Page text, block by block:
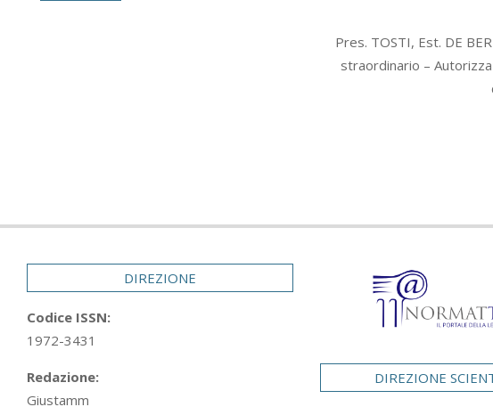
02-
07
Pres. TOSTI, Est. DE
straordinario –
DIREZIONE
Codice ISSN:
1972-3431
Redazione:
Giustamm
DIREZIONE